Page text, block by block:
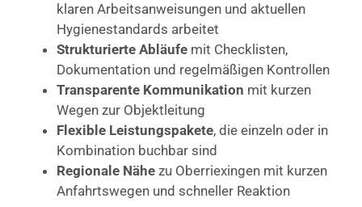
klaren Arbeitsanweisungen und aktuellen
Hygienestandards arbeitet
Strukturierte Abläufemit Checklisten,
Dokumentation und regelmäßigen Kontrollen
Transparente Kommunikation mit kurzen
Wegen zur Objektleitung
Flexible Leistungspakete, die einzeln oder in
Kombination buchbar sind
Regionale Nähezu Oberriexingen mit kurzen
Anfahrtswegen und schneller Reaktion